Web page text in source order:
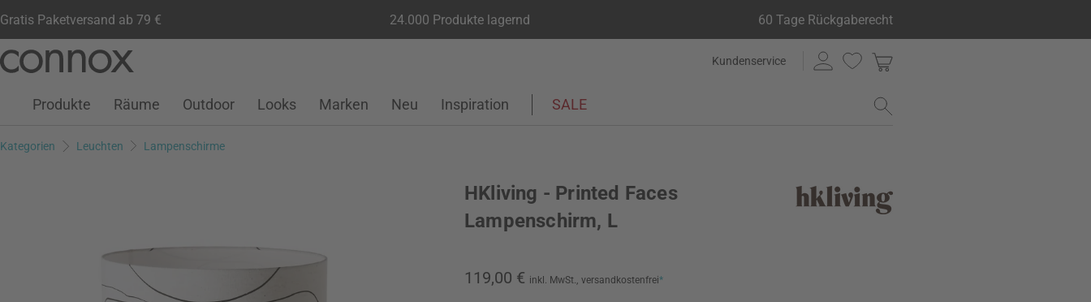
Gratis Paketversand ab 79 € 24.000 Produkte lagernd 60 Tage Rückgaberecht
Seiteninhalt
Suchfeld
Kundenservice
Kundenkonto
Wunschliste
Warenkorb
Produkte Räume Outdoor Looks Marken Neu Inspiration SALE
Kategorien Leuchten Lampenschirme
HKliving - Printed Faces
Lampenschirm, L
119,00 € inkl. MwSt., versandkostenfrei*